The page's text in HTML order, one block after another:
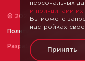
персональных
и принципами
Вы можете
настройках
Принять
© 2026 Луганские
Политика
Разработка сайта —